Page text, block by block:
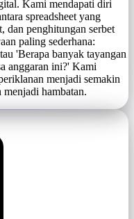
Kami mendapati diri
spreadsheet yang
dan penghitungan serbet
paling sederhana:
'Berapa banyak tayangan
anggaran ini?' Kami
menjadi semakin
hambatan.